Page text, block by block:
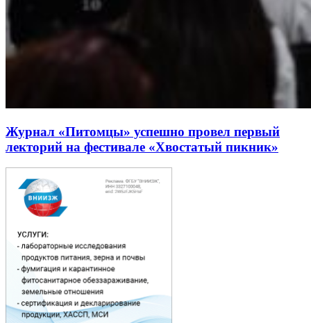
Журнал «Питомцы» успешно провел первый
лекторий на фестивале «Хвостатый пикник»